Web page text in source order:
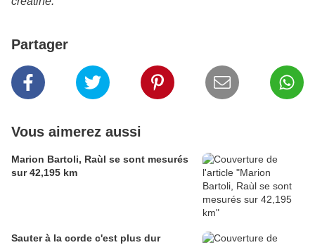
Partager
Vous aimerez aussi
Marion Bartoli, Raùl se sont mesurés
sur 42,195 km
Sauter à la corde c'est plus dur